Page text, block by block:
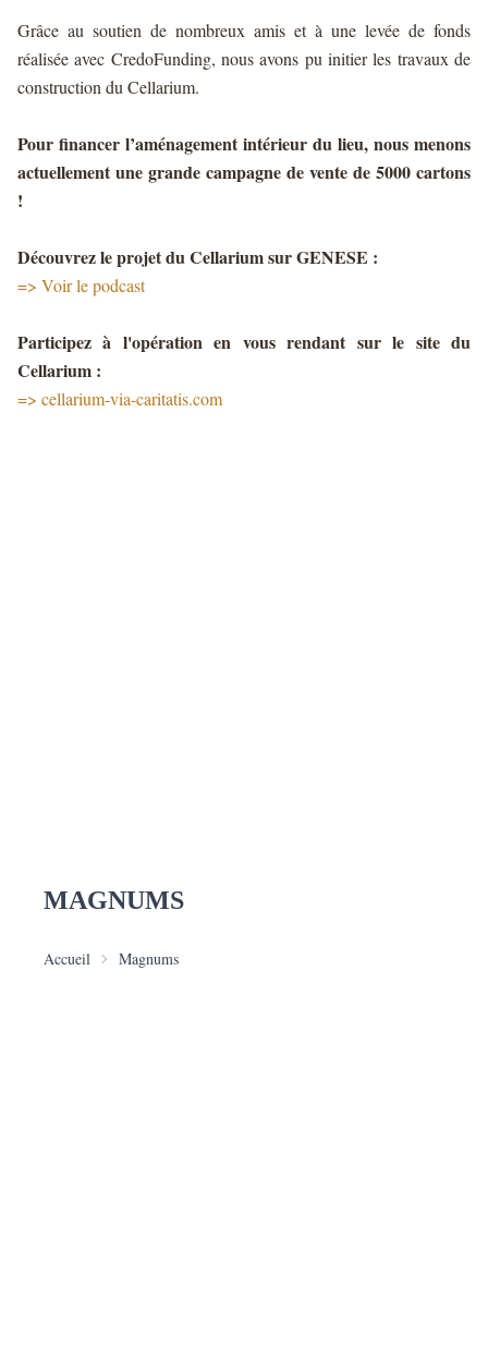
Grâce au soutien de nombreux amis et à une levée de fonds
réalisée avec CredoFunding, nous avons pu initier les travaux de
construction du Cellarium.
Pour financer l’aménagement intérieur du lieu, nous menons
actuellement une grande campagne de vente de 5000 cartons
!
Découvrez le projet du Cellarium sur GENESE :
=> Voir le podcast
Participez à l'opération en vous rendant sur le site du
Cellarium :
=> cellarium-via-caritatis.com
MAGNUMS
Accueil Magnums